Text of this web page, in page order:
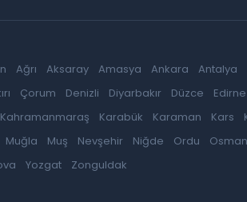
Ağrı Aksaray Amasya Ankara Antalya
Çorum Denizli Diyarbakır Düzce Edirne
Kahramanmaraş Karabük Karaman Kars
Muğla Muş Nevşehir Niğde Ordu
Yozgat Zonguldak